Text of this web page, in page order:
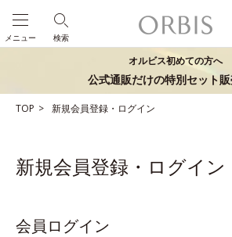
検索
メニュー
オルビス初めての方へ
公式通販だけの特別セット販
TOP 新規会員登録・ログイン
新規会員登録・ログイン
会員ログイン